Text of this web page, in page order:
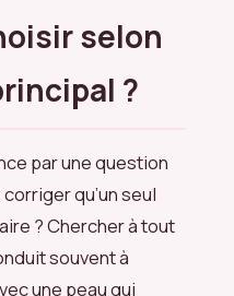
selon
?
par une question
qu’un seul
? Chercher à tout
souvent à
une peau qui